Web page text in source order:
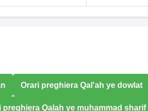
Orari preghiera Qal'ah ye dowlat
preghiera Qalah ye muhammad sharif